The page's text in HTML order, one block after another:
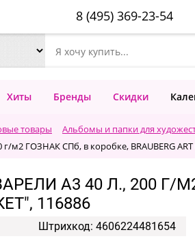
8 (495) 369-23-54
Хиты Бренды Скидки
товары
Альбомы и папки для
г/м2 ГОЗНАК СПб, в коробке, BRAUBERG
А3 40 Л., 200 Г/М2
116886
Штрихкод: 4606224481654